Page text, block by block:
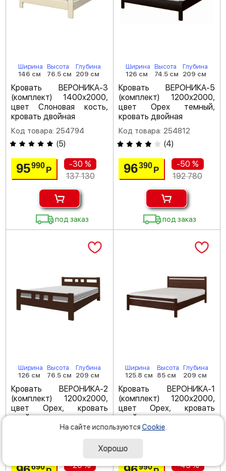
Ширина
146 см
Высота
76.5 см
Глубина
209 см
Кровать ВЕРОНИКА-3
(комплект) 1400х2000,
цвет Слоновая кость,
кровать двойная
Код товара: 254794
(5)
95990Р
-30 %
137 130
под заказ
Ширина
126 см
Высота
74.5 см
Глубина
209 см
Кровать ВЕРОНИКА-5
(комплект) 1200х2000,
цвет Орех темный,
кровать двойная
Код товара: 254812
(4)
96390 Р
-50 %
192 780
под заказ
Ширина
126 см
Высота
76.5 см
Глубина
209 см
Кровать ВЕРОНИКА-2
(комплект) 1200х2000,
цвет Орех, кровать
двойная
Код товара: 254772
690 -20 %
Ширина
125.8 см
Высота
85 см
Глубина
209 см
Кровать ВЕРОНИКА-1
(комплект) 1200х2000,
цвет Орех, кровать
двойная
Код товара: 254769
990 -45 %
На сайте используются Cookie
Хорошо